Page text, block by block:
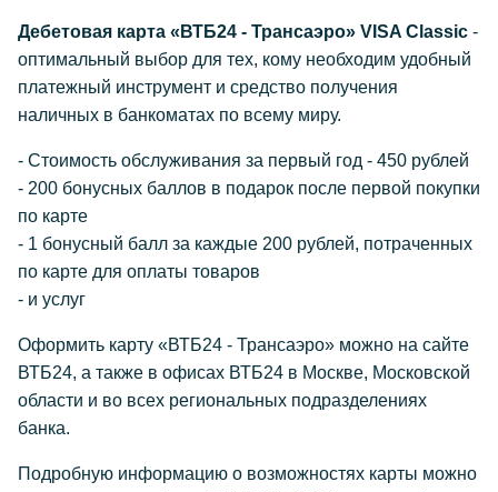
Дебетовая карта «ВТБ24 - Трансаэро» VISA Classic -
оптимальный выбор для тех, кому необходим удобный
платежный инструмент и средство получения
наличных в банкоматах по всему миру.
- Стоимость обслуживания за первый год - 450 рублей
- 200 бонусных баллов в подарок после первой покупки
по карте
- 1 бонусный балл за каждые 200 рублей, потраченных
по карте для оплаты товаров
- и услуг
Оформить карту «ВТБ24 - Трансаэро» можно на сайте
ВТБ24, а также в офисах ВТБ24 в Москве, Московской
области и во всех региональных подразделениях
банка.
Подробную информацию о возможностях карты можно